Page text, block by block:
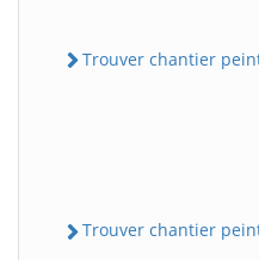
Trouver chantier
Trouver chantier